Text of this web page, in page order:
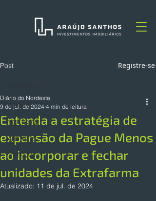
Post Registre-se
TODOS
NOTÍCIAS
ARTIGOS
OPINIÃO
Entenda a estratégia de
expansão da Pague Menos
ao incorporar e fechar
unidades da Extrafarma
Diário do Nordeste
9 de jul. de 2024 4 min de leitura
Atualizado: 11 de jul. de 2024